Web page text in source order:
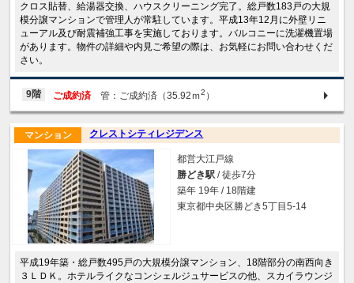
クロス貼替、給湯器交換、ハウスクリーニング完了。総戸数183戸の大規
模分譲マンションで管理人が常駐しています。平成13年12月に外壁リニ
ューアル及び耐震補強工事を実施しております。バルコニーに洗濯機置場
があります。物件の詳細や内見ご希望の際は、お気軽にお問い合わせくだ
さい。
9階 ご成約済 管：ご成約済（35.92ｍ2 ）
クレストシティレジデンス
マンション
都営大江戸線
勝どき駅 / 徒歩7分
築年 19年 / 18階建
東京都中央区勝どき5丁目5-14
平成19年築・総戸数495戸の大規模分譲マンション、18階部分の南西向き
３ＬＤＫ。ホテルライクなコンシェルジュサービスの他、スカイラウンジ